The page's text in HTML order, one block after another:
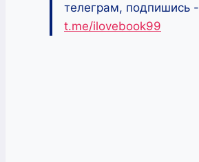
телеграм, подпишись -
t.me/ilovebook99